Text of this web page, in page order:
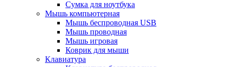
Сумка для ноутбука
Мышь компьютерная
Мышь беспроводная USB
Мышь проводная
Мышь игровая
Коврик для мыши
Клавиатура